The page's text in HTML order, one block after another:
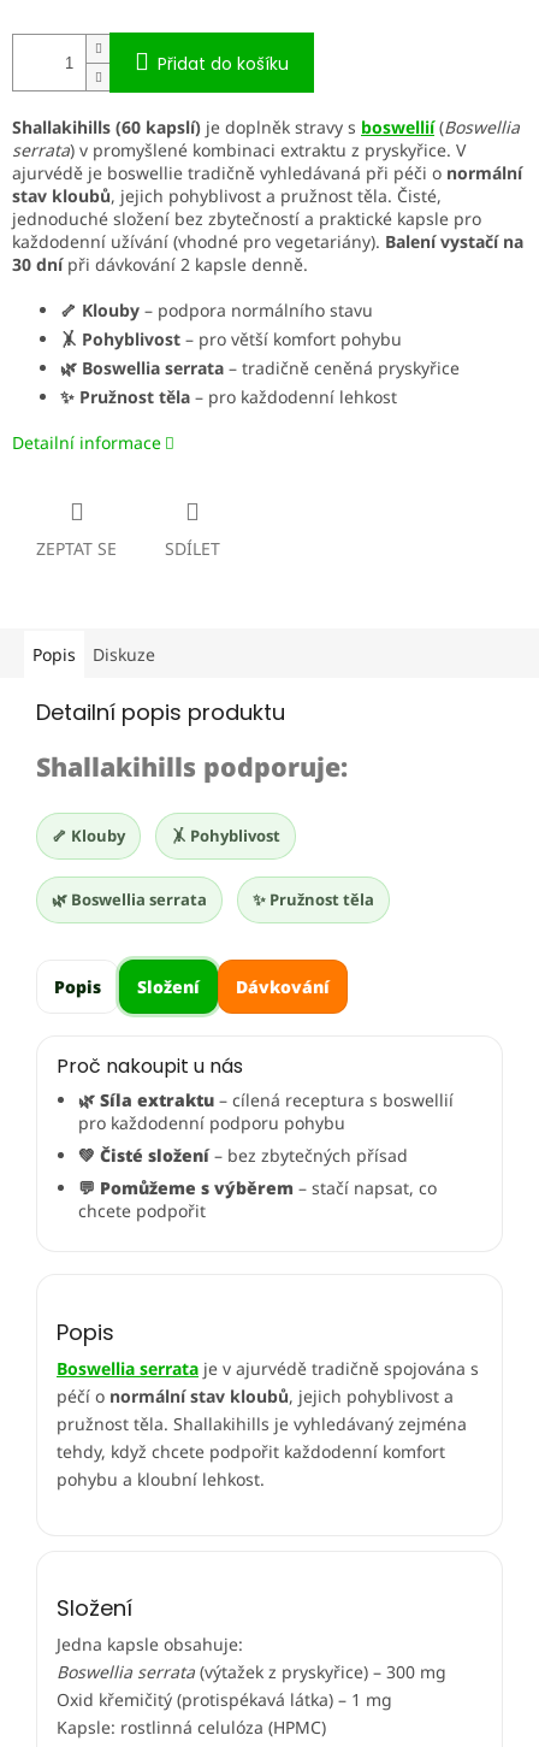
Přidat do košíku
Shallakihills (60 kapslí) je doplněk stravy s boswellií(Boswellia
serrata) v promyšlené kombinaci extraktu z pryskyřice. V
ajurvédě je boswellie tradičně vyhledávaná při péči o normální
stav kloubů, jejich pohyblivost a pružnost těla. Čisté,
jednoduché složení bez zbytečností a praktické kapsle pro
každodenní užívání (vhodné pro vegetariány). Balení vystačí na
30 dnípři dávkování 2 kapsle denně.
🦴 Klouby – podpora normálního stavu
🤸 Pohyblivost – pro větší komfort pohybu
🌿 Boswellia serrata – tradičně ceněná pryskyřice
✨ Pružnost těla – pro každodenní lehkost
Detailní informace
ZEPTAT SE SDÍLET
Popis Diskuze
Detailní popis produktu
Shallakihills podporuje:
🦴 Klouby 🤸 Pohyblivost
🌿 Boswellia serrata ✨ Pružnost těla
Popis Složení Dávkování
Proč nakoupit u nás
🌿 Síla extraktu – cílená receptura s boswellií
pro každodenní podporu pohybu
💚 Čisté složení– bez zbytečných přísad
💬 Pomůžeme s výběrem – stačí napsat, co
chcete podpořit
Popis
Boswellia serrata je v ajurvédě tradičně spojována s
péčí o normální stav kloubů, jejich pohyblivost a
pružnost těla. Shallakihills je vyhledávaný zejména
tehdy, když chcete podpořit každodenní komfort
pohybu a kloubní lehkost.
Složení
Jedna kapsle obsahuje:
Boswellia serrata (výtažek z pryskyřice) – 300 mg
Oxid křemičitý (protispékavá látka) – 1 mg
Kapsle: rostlinná celulóza (HPMC)